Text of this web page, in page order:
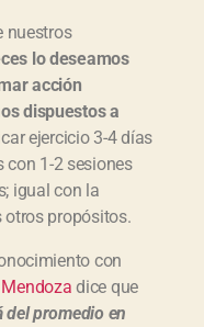
nuestros
lo deseamos
acción
dispuestos a
ejercicio 3-4 días
1-2 sesiones
igual con la
otros propósitos.
con
dice que
del promedio en